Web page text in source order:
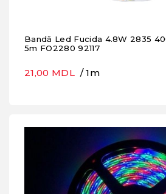
Bandă Led Fucida 4.8W 2835
5m FO2280 92117
21,00 MDL / 1m